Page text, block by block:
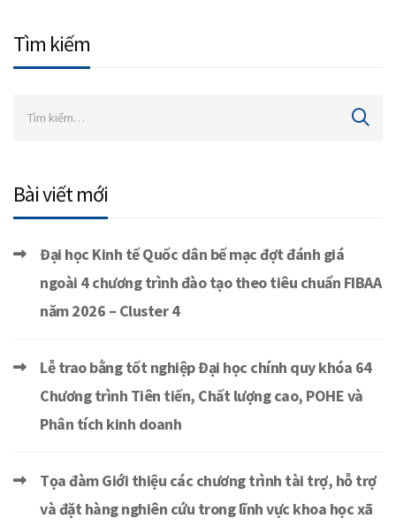
Tìm kiếm
Bài viết mới
Đại học Kinh tế Quốc dân bế mạc đợt đánh giá
ngoài 4 chương trình đào tạo theo tiêu chuẩn FIBAA
năm 2026 – Cluster 4
Lễ trao bằng tốt nghiệp Đại học chính quy khóa 64
Chương trình Tiên tiến, Chất lượng cao, POHE và
Phân tích kinh doanh
Tọa đàm Giới thiệu các chương trình tài trợ, hỗ trợ
và đặt hàng nghiên cứu trong lĩnh vực khoa học xã